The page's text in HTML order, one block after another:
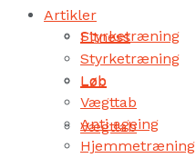
Styrketræning
Løb
Vægttab
Artikler
Fitness
Styrketræning
Løb
Vægttab
Anti ageing
Hjemmetræning